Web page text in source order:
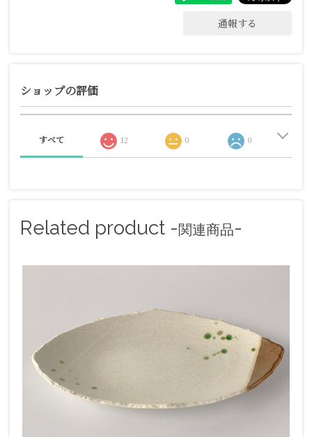
通報する
ショップの評価
すべて 12 0 0
Related product -関連商品-